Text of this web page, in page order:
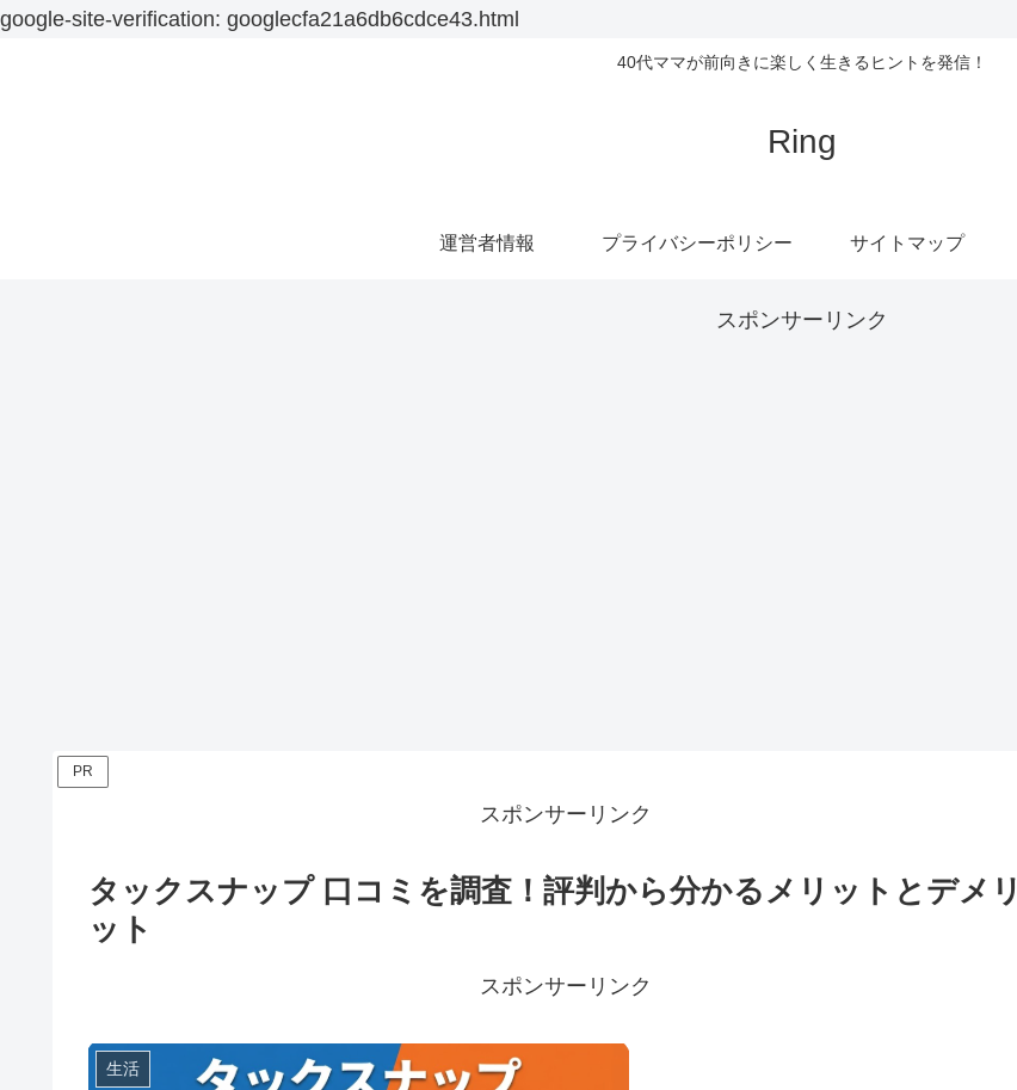
google-site-verification: googlecfa21a6db6cdce43.html
40代ママが前向きに楽しく生きるヒントを発信！
Ring
運営者情報 プライバシーポリシー サイトマップ
スポンサーリンク
PR
スポンサーリンク
タックスナップ 口コミを調査！評判から分かるメリットとデメリ
ット
スポンサーリンク
生活